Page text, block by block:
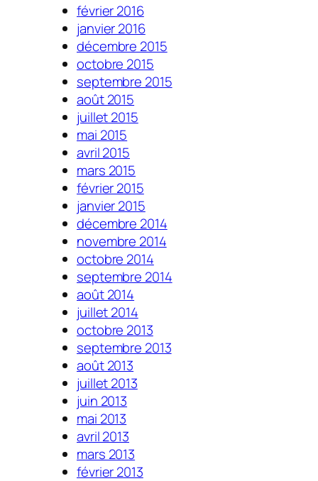
février 2016
janvier 2016
décembre 2015
octobre 2015
septembre 2015
août 2015
juillet 2015
mai 2015
avril 2015
mars 2015
février 2015
janvier 2015
décembre 2014
novembre 2014
octobre 2014
septembre 2014
août 2014
juillet 2014
octobre 2013
septembre 2013
août 2013
juillet 2013
juin 2013
mai 2013
avril 2013
mars 2013
février 2013